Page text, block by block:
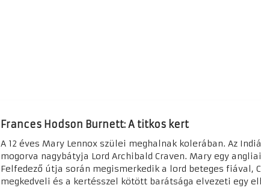
Frances Hodson Burnett: A titkos kert
A 12 éves Mary Lennox szülei meghalnak kolerában. Az
mogorva nagybátyja Lord Archibald Craven. Mary egy
Felfedező útja során megismerkedik a lord beteges
megkedveli és a kertésszel kötött barátsága elvezeti egy